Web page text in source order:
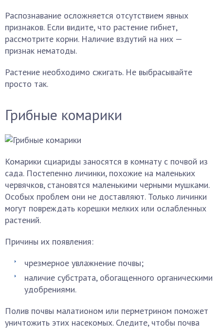
Распознавание осложняется отсутствием явных
признаков. Если видите, что растение гибнет,
рассмотрите корни. Наличие вздутий на них —
признак нематоды.
Растение необходимо сжигать. Не выбрасывайте
просто так.
Грибные комарики
Комарики сциариды заносятся в комнату с почвой из
сада. Постепенно личинки, похожие на маленьких
червячков, становятся маленькими черными мушками.
Особых проблем они не доставляют. Только личинки
могут повреждать корешки мелких или ослабленных
растений.
Причины их появления:
чрезмерное увлажнение почвы;
наличие субстрата, обогащенного органическими
удобрениями.
Полив почвы малатионом или перметрином поможет
уничтожить этих насекомых. Следите, чтобы почва